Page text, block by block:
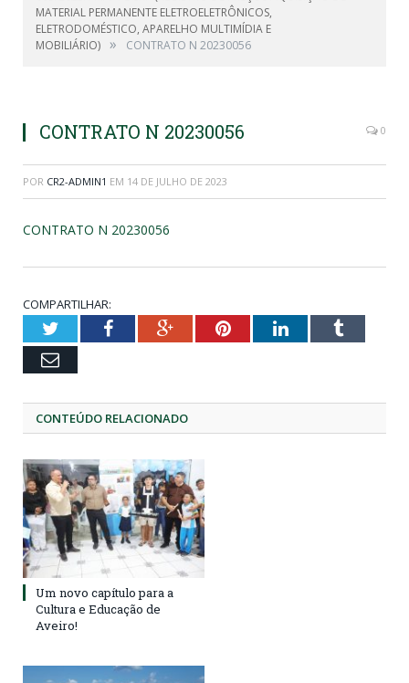
MATERIAL PERMANENTE ELETROELETRÔNICOS,
ELETRODOMÉSTICO, APARELHO MULTIMÍDIA E
MOBILIÁRIO) » CONTRATO N 20230056
CONTRATO N 20230056 0
POR CR2-ADMIN1 EM 14 DE JULHO DE 2023
CONTRATO N 20230056
COMPARTILHAR:
TwitterFacebookGoogle+PinterestLinkedInTumblr
Email
CONTEÚDO RELACIONADO
Um novo capítulo para a
Cultura e Educação de
Aveiro!